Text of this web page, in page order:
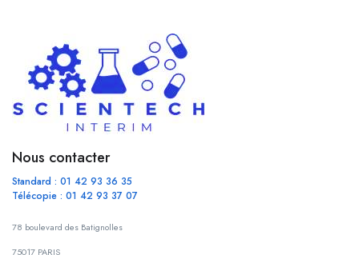
Nous contacter
Standard : 01 42 93 36 35
Télécopie : 01 42 93 37 07
78 boulevard des Batignolles
75017 PARIS